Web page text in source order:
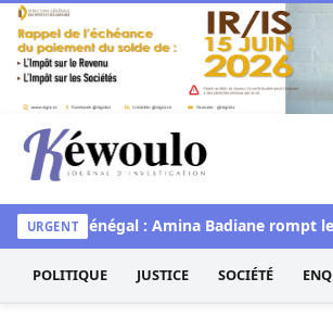
Aller au contenu
Kéwoulo, le premier site
URGENT
Miss Sénégal : Amina Badiane rompt le
POLITIQUE JUSTICE SOCIÉTÉ